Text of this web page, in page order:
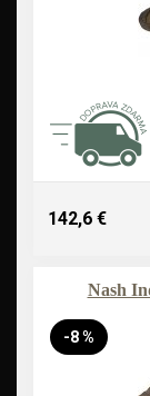
142,6 €
Nash
-8 %